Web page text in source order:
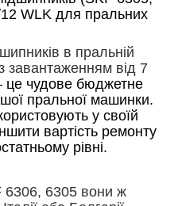
WLK для пральних
в пральній
завантаженням від 7
це чудове бюджетне
пральної машинки.
у своїй
вартість ремонту
рівні.
6306, 6305 вони ж